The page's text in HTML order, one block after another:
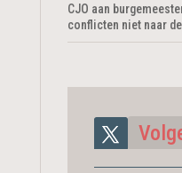
CJO aan
conflicten niet naar